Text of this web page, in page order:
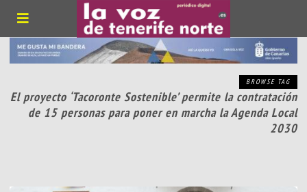
BROWSE TAG
El proyecto ‘Tacoronte Sostenible’ permite la contratación
de 15 personas para poner en marcha la Agenda Local
2030